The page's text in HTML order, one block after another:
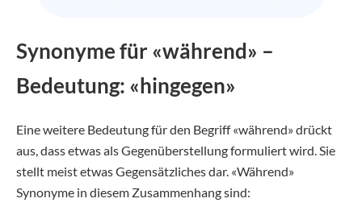
Synonyme für «während» –
Bedeutung: «hingegen»
Eine weitere Bedeutung für den Begriff «während» drückt
aus, dass etwas als Gegenüberstellung formuliert wird. Sie
stellt meist etwas Gegensätzliches dar. «Während»
Synonyme in diesem Zusammenhang sind: